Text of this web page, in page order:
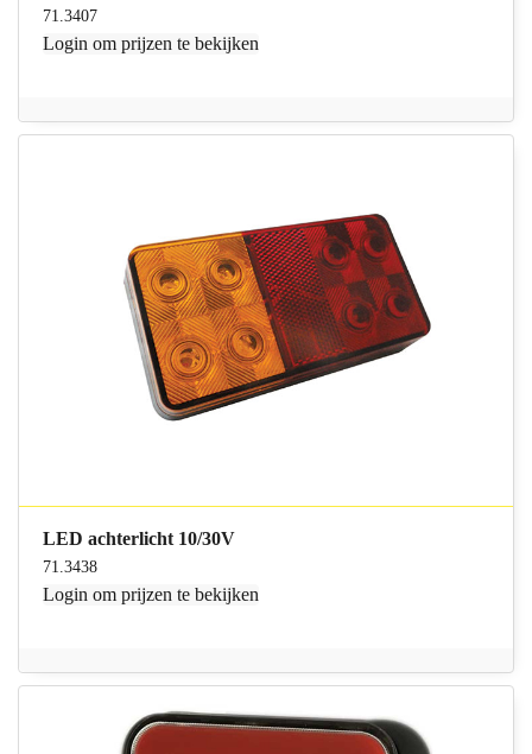
71.3407
Login om prijzen te bekijken
LED achterlicht 10/30V
71.3438
Login om prijzen te bekijken